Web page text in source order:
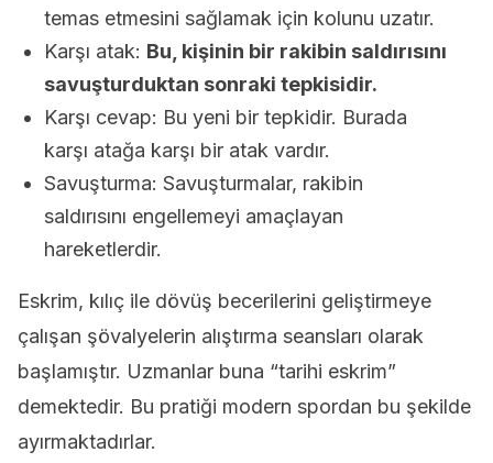
temas etmesini sağlamak için kolunu uzatır.
Karşı atak: Bu, kişinin bir rakibin saldırısını
savuşturduktan sonraki tepkisidir.
Karşı cevap: Bu yeni bir tepkidir. Burada
karşı atağa karşı bir atak vardır.
Savuşturma: Savuşturmalar, rakibin
saldırısını engellemeyi amaçlayan
hareketlerdir.
Eskrim, kılıç ile dövüş becerilerini geliştirmeye
çalışan şövalyelerin alıştırma seansları olarak
başlamıştır. Uzmanlar buna “tarihi eskrim”
demektedir. Bu pratiği modern spordan bu şekilde
ayırmaktadırlar.